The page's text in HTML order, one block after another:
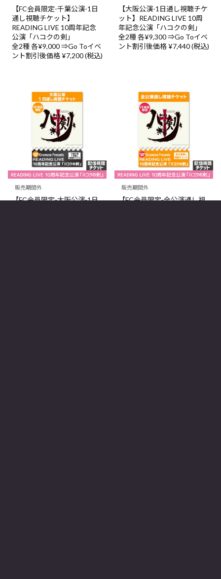
【FC会員限定-千葉公演-1日
通し視聴チケット】
READING LIVE 10周年記念
公演「ハコクの剣」
全2種 各¥9,000 ⇒Go Toイベ
ント割引後価格 ¥7,200 (税込)
【大阪公演-1日通し視聴チケ
ット】READING LIVE 10周
年記念公演「ハコクの剣」
全2種 各¥9,300 ⇒Go Toイベ
ント割引後価格 ¥7,440 (税込)
販売期間外
【FC会員限定-大阪公演-1日
販売期間外
【FC会員限定-全公演通し視